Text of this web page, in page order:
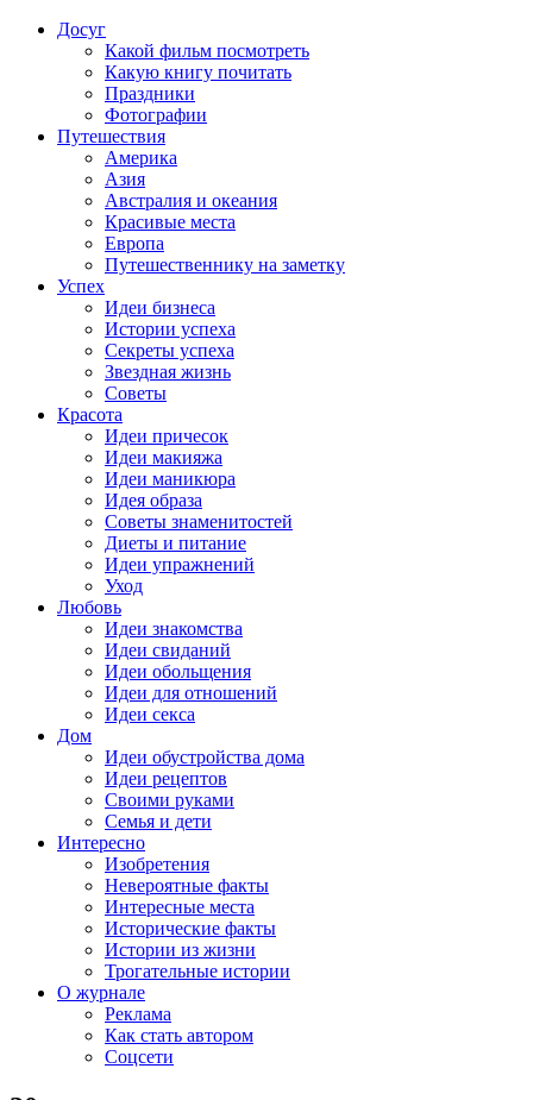
Досуг
Какой фильм посмотреть
Какую книгу почитать
Праздники
Фотографии
Путешествия
Америка
Азия
Австралия и океания
Красивые места
Европа
Путешественнику на заметку
Успех
Идеи бизнеса
Истории успеха
Секреты успеха
Звездная жизнь
Советы
Красота
Идеи причесок
Идеи макияжа
Идеи маникюра
Идея образа
Советы знаменитостей
Диеты и питание
Идеи упражнений
Уход
Любовь
Идеи знакомства
Идеи свиданий
Идеи обольщения
Идеи для отношений
Идеи секса
Дом
Идеи обустройства дома
Идеи рецептов
Своими руками
Семья и дети
Интересно
Изобретения
Невероятные факты
Интересные места
Исторические факты
Истории из жизни
Трогательные истории
О журнале
Реклама
Как стать автором
Соцсети